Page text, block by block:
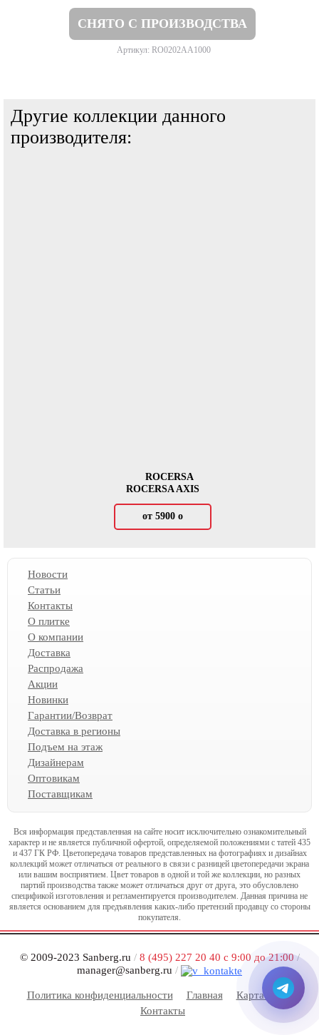
СНЯТО С ПРОИЗВОДСТВА
Артикул: RO0202AA1000
Другие коллекции данного
производителя:
ROCERSA
ROCERSA AXIS
от 5900 о
Новости
Статьи
Контакты
О плитке
О компании
Доставка
Распродажа
Акции
Новинки
Гарантии/Возврат
Доставка в регионы
Подъем на этаж
Дизайнерам
Оптовикам
Поставщикам
Вся информация представленная на сайте носит исключительно ознакомительный
характер и не является публичной офертой, определяемой положениями с татей 435
и 437 ГК РФ. Цветопередача товаров представленных на фотографиях и дизайнах
коллекций может отличаться от реального в связи с разницей цветопередачи экрана
или вашим восприятием. Цвет товаров в одной и той же коллекции, но разных
партий производства также может отличаться друг от друга, это обусловлено
спецификой изготовления и регламентируется производителем. Данная причина не
является основанием для предъявления каких-либо претензий продавцу со стороны
покупателя.
© 2009-2023 Sanberg.ru / 8 (495) 227 20 40 с 9:00 до 21:00 /
manager@sanberg.ru /
Политика конфиденциальности Главная
Карта сайта
Контакты